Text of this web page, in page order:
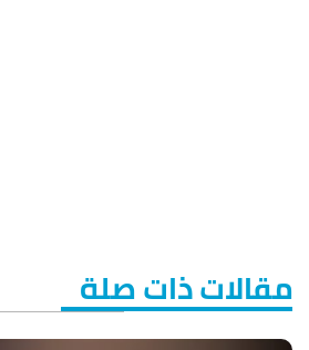
مقالات ذات صلة